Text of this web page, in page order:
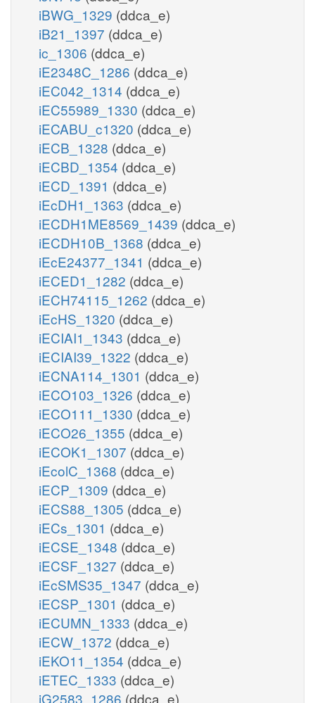
iBWG_1329 (ddca_e)
iB21_1397 (ddca_e)
ic_1306 (ddca_e)
iE2348C_1286 (ddca_e)
iEC042_1314 (ddca_e)
iEC55989_1330 (ddca_e)
iECABU_c1320 (ddca_e)
iECB_1328 (ddca_e)
iECBD_1354 (ddca_e)
iECD_1391 (ddca_e)
iEcDH1_1363 (ddca_e)
iECDH1ME8569_1439 (ddca_e)
iECDH10B_1368 (ddca_e)
iEcE24377_1341 (ddca_e)
iECED1_1282 (ddca_e)
iECH74115_1262 (ddca_e)
iEcHS_1320 (ddca_e)
iECIAI1_1343 (ddca_e)
iECIAI39_1322 (ddca_e)
iECNA114_1301 (ddca_e)
iECO103_1326 (ddca_e)
iECO111_1330 (ddca_e)
iECO26_1355 (ddca_e)
iECOK1_1307 (ddca_e)
iEcolC_1368 (ddca_e)
iECP_1309 (ddca_e)
iECS88_1305 (ddca_e)
iECs_1301 (ddca_e)
iECSE_1348 (ddca_e)
iECSF_1327 (ddca_e)
iEcSMS35_1347 (ddca_e)
iECSP_1301 (ddca_e)
iECUMN_1333 (ddca_e)
iECW_1372 (ddca_e)
iEKO11_1354 (ddca_e)
iETEC_1333 (ddca_e)
iG2583_1286 (ddca_e)